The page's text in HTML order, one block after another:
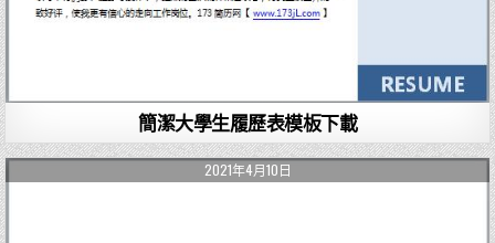
簡潔大學生履歷表模板下載
2021年4月10日